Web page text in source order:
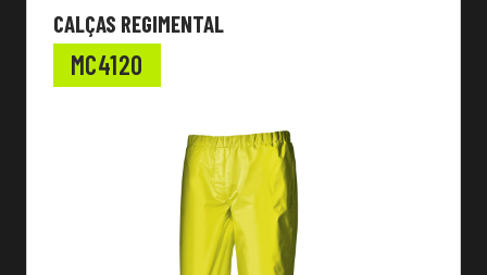
CALÇAS REGIMENTAL
MC4120